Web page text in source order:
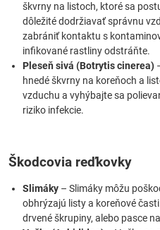
škvrny na listoch, ktoré sa
dôležité dodržiavať správnu
zabrániť kontaktu s
infikované rastliny odstráňte.
Pleseň sivá (Botrytis cinerea)
hnedé škvrny na koreňoch a
vzduchu a vyhýbajte sa
riziko infekcie.
Škodcovia reďkovky
Slimáky – Slimáky môžu
obhrýzajú listy a koreňové
drvené škrupiny, alebo pasce